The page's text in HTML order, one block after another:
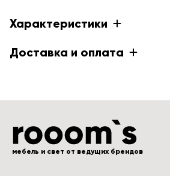
Характеристики
Доставка и оплата
мебель и свет от ведущих брендов